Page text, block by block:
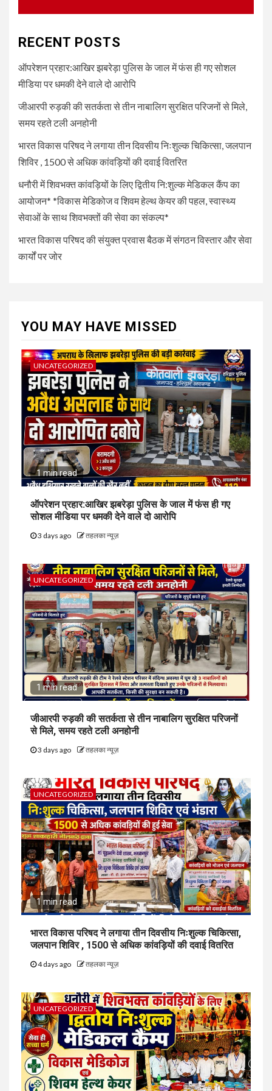
UNCATEGORIZED
द्वितीय नि:शुल्क मेडिकल कैंप का
हेल्थ केयर की पहल, स्वास्थ्य सेवाओं
के साथ शिवभक्तों की सेवा का संकल्प*
5
बैठक में संगठन विस्तार और सेवा कार्यों
पर जोर
RECENT POSTS
ऑपरेशन प्रहार:आखिर झबरेड़ा पुलिस के जाल में फंस ही गए सोशल
मीडिया पर धमकी देने वाले दो आरोपि
जीआरपी रुड़की की सतर्कता से तीन नाबालिग सुरक्षित परिजनों से मिले,
समय रहते टली अनहोनी
भारत विकास परिषद ने लगाया तीन दिवसीय निःशुल्क चिकित्सा, जलपान
शिविर , 1500 से अधिक कांवड़ियों की दवाई वितरित
धनौरी में शिवभक्त कांवड़ियों के लिए द्वितीय नि:शुल्क मेडिकल कैंप का
आयोजन* *विकास मेडिकोज व शिवम हेल्थ केयर की पहल, स्वास्थ्य
सेवाओं के साथ शिवभक्तों की सेवा का संकल्प*
भारत विकास परिषद की संयुक्त प्रवास बैठक में संगठन विस्तार और सेवा
कार्यों पर जोर
YOU MAY HAVE MISSED
UNCATEGORIZED
1 min read
ऑपरेशन प्रहार:आखिर झबरेड़ा पुलिस के जाल में फंस ही गए
सोशल मीडिया पर धमकी देने वाले दो आरोपि
3 days ago तहलका न्यूज़
UNCATEGORIZED
1 min read
जीआरपी रुड़की की सतर्कता से तीन नाबालिग सुरक्षित परिजनों
से मिले, समय रहते टली अनहोनी
3 days ago तहलका न्यूज़
UNCATEGORIZED
1 min read
भारत विकास परिषद ने लगाया तीन दिवसीय निःशुल्क चिकित्सा,
जलपान शिविर , 1500 से अधिक कांवड़ियों की दवाई वितरित
4 days ago तहलका न्यूज़
UNCATEGORIZED